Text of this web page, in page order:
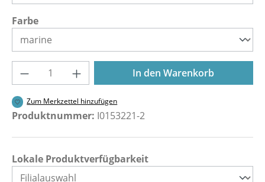
Farbeauswählen
Produkt Anzahl: Gib den gewünschten
In den Warenkorb
Zum Merkzettel hinzufügen
Produktnummer: I0153221-2
Lokale Produktverfügbarkeit